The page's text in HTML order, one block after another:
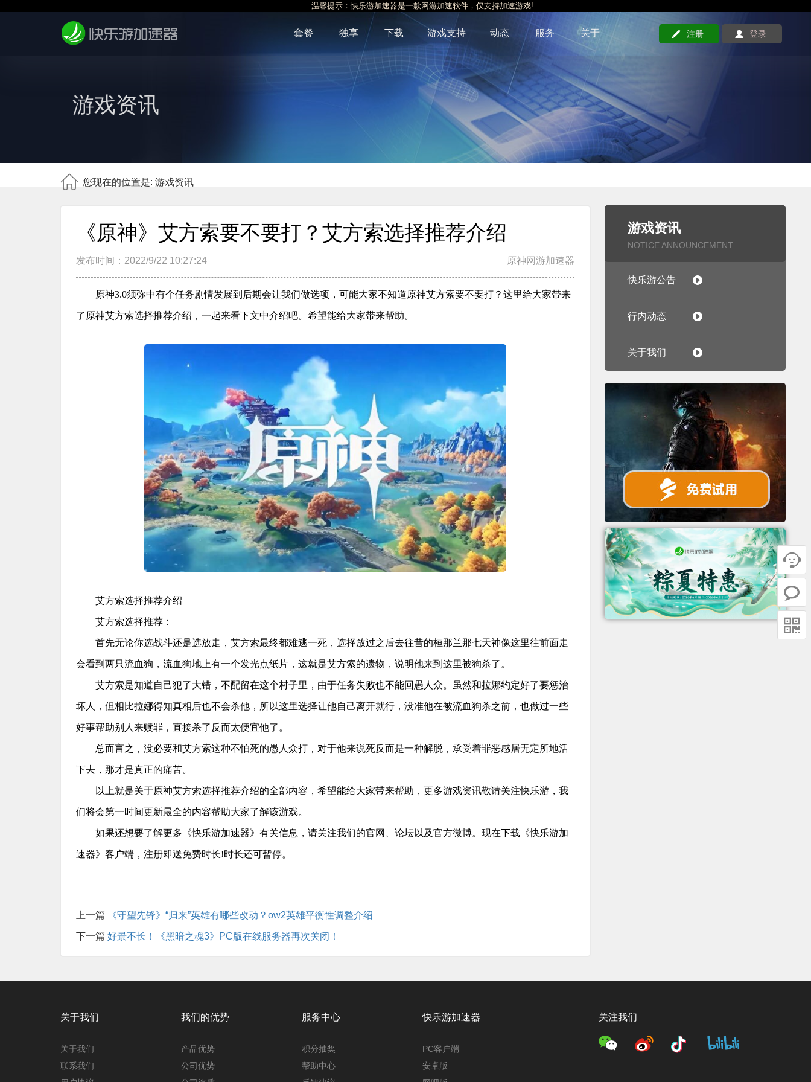
温馨提示：快乐游加速器是一款网游加速软件，仅支持加速游戏!
套餐 独享 下载 游戏支持 动态 服务 关于 注册 登录
游戏资讯
您现在的位置是: 游戏资讯
游戏资讯
NOTICE ANNOUNCEMENT
快乐游公告
行内动态
关于我们
《原神》艾方索要不要打？艾方索选择推荐介绍
发布时间：2022/9/22 10:27:24 原神网游加速器
原神3.0须弥中有个任务剧情发展到后期会让我们做选项，可能大家不知道原神艾方索要不要打？这里给大家带来
了原神艾方索选择推荐介绍，一起来看下文中介绍吧。希望能给大家带来帮助。
艾方索选择推荐介绍
艾方索选择推荐：
首先无论你选战斗还是选放走，艾方索最终都难逃一死，选择放过之后去往昔的桓那兰那七天神像这里往前面走
会看到两只流血狗，流血狗地上有一个发光点纸片，这就是艾方索的遗物，说明他来到这里被狗杀了。
艾方索是知道自己犯了大错，不配留在这个村子里，由于任务失败也不能回愚人众。虽然和拉娜约定好了要惩治
坏人，但相比拉娜得知真相后也不会杀他，所以这里选择让他自己离开就行，没准他在被流血狗杀之前，也做过一些
好事帮助别人来赎罪，直接杀了反而太便宜他了。
总而言之，没必要和艾方索这种不怕死的愚人众打，对于他来说死反而是一种解脱，承受着罪恶感居无定所地活
下去，那才是真正的痛苦。
以上就是关于原神艾方索选择推荐介绍的全部内容，希望能给大家带来帮助，更多游戏资讯敬请关注快乐游，我
们将会第一时间更新最全的内容帮助大家了解该游戏。
如果还想要了解更多《快乐游加速器》有关信息，请关注我们的官网、论坛以及官方微博。现在下载《快乐游加
速器》客户端，注册即送免费时长!时长还可暂停。
上一篇 《守望先锋》“归来”英雄有哪些改动？ow2英雄平衡性调整介绍
下一篇 好景不长！《黑暗之魂3》PC版在线服务器再次关闭！
关于我们
关于我们
联系我们
我们的优势
产品优势
公司优势
服务中心
积分抽奖
帮助中心
快乐游加速器
PC客户端
安卓版
关注我们


